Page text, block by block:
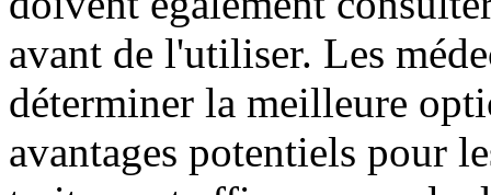
avant de l'utiliser. Les
déterminer la meilleure
avantages potentiels pour